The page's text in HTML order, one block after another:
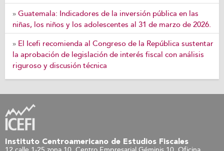
» Guatemala: Indicadores de la inversión pública en las
niñas, los niños y los adolescentes al 31 de marzo de 2026.
» El Icefi recomienda al Congreso de la República sustentar
la aprobación de legislación de interés fiscal con análisis
riguroso y discusión técnica
Instituto Centroamericano de Estudios Fiscales